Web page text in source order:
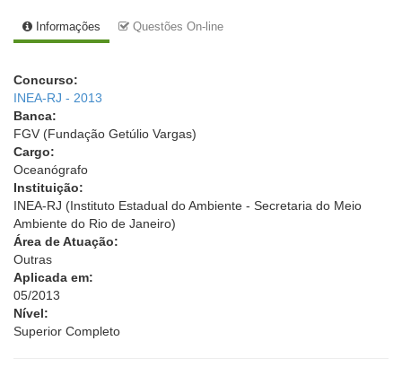
Informações Questões On-line
Concurso:
INEA-RJ - 2013
Banca:
FGV (Fundação Getúlio Vargas)
Cargo:
Oceanógrafo
Instituição:
INEA-RJ (Instituto Estadual do Ambiente - Secretaria do Meio
Ambiente do Rio de Janeiro)
Área de Atuação:
Outras
Aplicada em:
05/2013
Nível:
Superior Completo